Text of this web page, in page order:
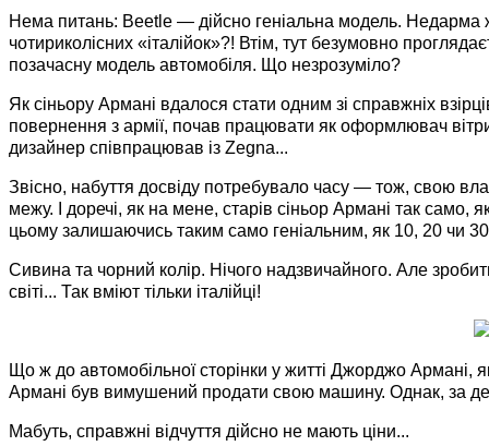
Нема питань: Beetle — дійсно геніальна модель. Недарма
чотириколісних «італійок»?! Втім, тут безумовно
позачасну модель автомобіля. Що незрозуміло?
Як сіньору Армані вдалося стати одним зі справжніх
повернення з армії, почав працювати як оформлювач
дизайнер співпрацював із Zegna...
Звісно, набуття досвіду потребувало часу — тож, свою
межу. І доречі, як на мене, старів сіньор Армані так
цьому залишаючись таким само геніальним, як 10, 20 чи 30
Сивина та чорний колір. Нічого надзвичайного. Але
світі... Так вміют тільки італійці!
Що ж до автомобільної сторінки у житті Джорджо Армані,
Армані був вимушений продати свою машину. Однак, за
Мабуть, справжні відчуття дійсно не мають ціни...